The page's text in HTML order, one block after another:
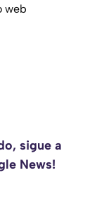
web
sigue a
News!